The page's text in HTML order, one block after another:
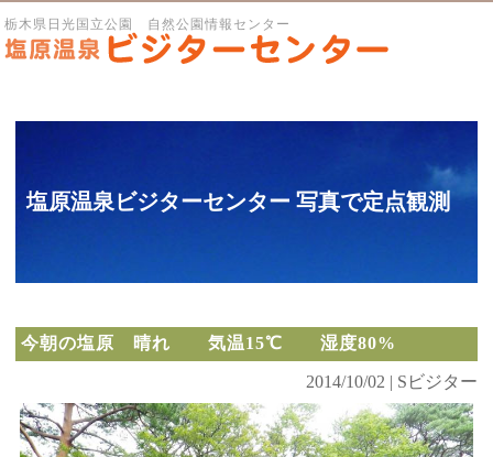
栃木県日光国立公園 自然公園情報センター
塩原温泉ビジターセンター 写真で定点観測
今朝の塩原 晴れ 気温15℃ 湿度80%
2014/10/02 | Sビジター